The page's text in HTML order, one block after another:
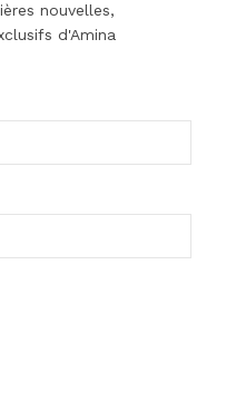
nouvelles,
d'Amina